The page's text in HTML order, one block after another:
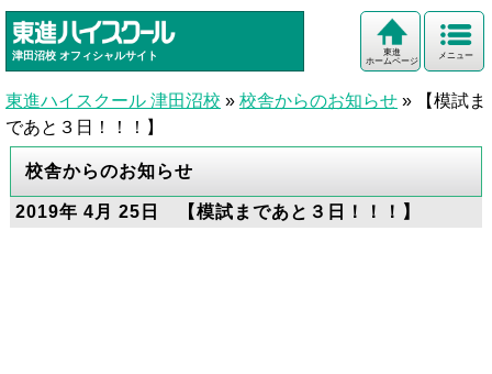
津田沼校 オフィシャルサイト メニュー
東進
ホームページ
東進ハイスクール 津田沼校 » 校舎からのお知らせ »
【模試ま
であと３日！！！】
校舎からのお知らせ
2019年 4月 25日 【模試まであと３日！！！】